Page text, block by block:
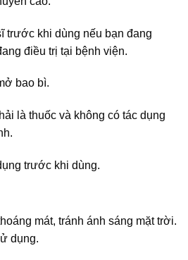
trước khi dùng nếu bạn đang
điều trị tại bệnh viện.
bao bì.
là thuốc và không có tác dụng
trước khi dùng.
mát, tránh ánh sáng mặt trời.
dụng.